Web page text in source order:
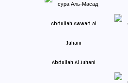
Abdullah Al Juhani